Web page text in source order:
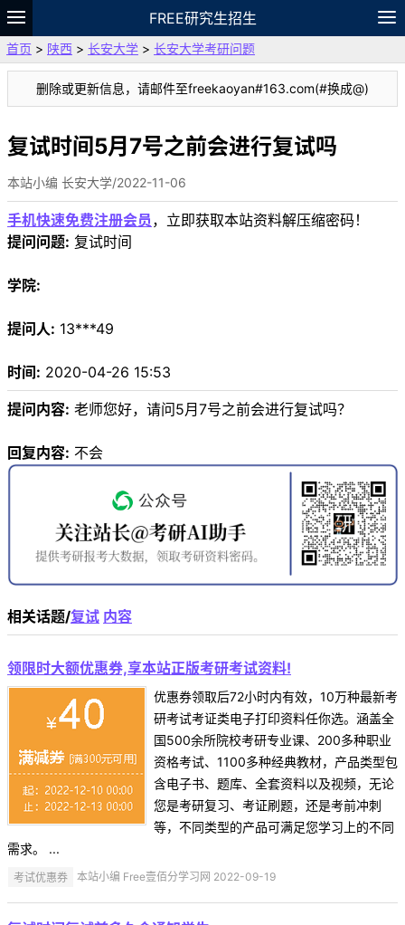
FREE研究生招生
题库
故事 专题 APP 笔记
VIP
资料
首页 > 陕西 > 长安大学 > 长安大学考研问题
删除或更新信息，请邮件至freekaoyan#163.com(#换成@)
复试时间5月7号之前会进行复试吗
本站小编 长安大学/2022-11-06
手机快速免费注册会员 ，立即获取本站资料解压缩密码！
提问问题: 复试时间
学院:
提问人: 13***49
时间: 2020-04-26 15:53
提问内容: 老师您好，请问5月7号之前会进行复试吗？
回复内容: 不会
相关话题/复试 内容
领限时大额优惠券,享本站正版考研考试资料!
优惠券领取后72小时内有效，10万种最新考
研考试考证类电子打印资料任你选。涵盖全
国500余所院校考研专业课、200多种职业
资格考试、1100多种经典教材，产品类型包
含电子书、题库、全套资料以及视频，无论
您是考研复习、考证刷题，还是考前冲刺
等，不同类型的产品可满足您学习上的不同
需求。 ...
考试优惠券 本站小编 Free壹佰分学习网 2022-09-19